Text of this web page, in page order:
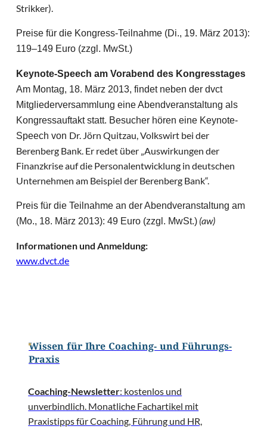
Strikker).
Preise für die Kongress-Teilnahme (Di., 19. März 2013):
119–149 Euro (zzgl. MwSt.)
Keynote-Speech am Vorabend des Kongresstages
Am Montag, 18. März 2013, findet neben der dvct
Mitgliederversammlung eine Abendveranstaltung als
Kongressauftakt statt. Besucher hören eine Keynote-
Speech von Dr. Jörn Quitzau, Volkswirt bei der
Berenberg Bank. Er redet über „Auswirkungen der
Finanzkrise auf die Personalentwicklung in deutschen
Unternehmen am Beispiel der Berenberg Bank“.
Preis für die Teilnahme an der Abendveranstaltung am
(Mo., 18. März 2013): 49 Euro (zzgl. MwSt.) (aw)
Informationen und Anmeldung:
www.dvct.de
Wissen für Ihre Coaching- und Führungs-
Praxis
Coaching-Newsletter: kostenlos und
unverbindlich. Monatliche Fachartikel mit
Praxistipps für Coaching, Führung und HR,